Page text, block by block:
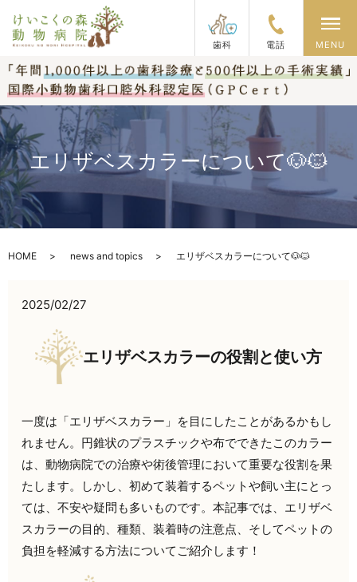
歯科 電話
メ
MENU
エリザベスカラーについて🐶🐱
HOME news and topics エリザベスカラーについて🐶🐱
2025/02/27
エリザベスカラーの役割と使い方
一度は「エリザベスカラー」を目にしたことがあるかもし
れません。円錐状のプラスチックや布でできたこのカラー
は、動物病院での治療や術後管理において重要な役割を果
たします。しかし、初めて装着するペットや飼い主にとっ
ては、不安や疑問も多いものです。本記事では、エリザベ
スカラーの目的、種類、装着時の注意点、そしてペットの
負担を軽減する方法についてご紹介します！